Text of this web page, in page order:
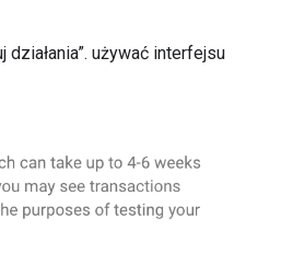
używać interfejsu